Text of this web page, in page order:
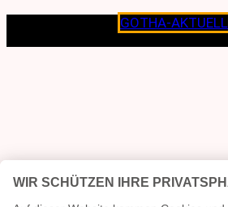
GOTHA-AKTUELL
Lokalen verpflichtet.